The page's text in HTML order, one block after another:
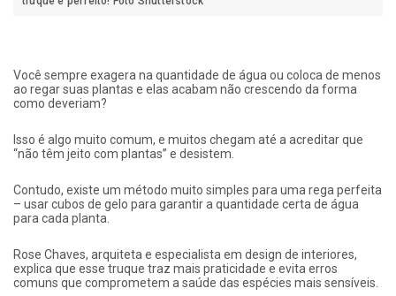
Você sempre exagera na quantidade de água ou coloca de menos
ao regar suas plantas e elas acabam não crescendo da forma
como deveriam?
Isso é algo muito comum, e muitos chegam até a acreditar que
“não têm jeito com plantas” e desistem.
Contudo, existe um método muito simples para uma rega perfeita
– usar cubos de gelo para garantir a quantidade certa de água
para cada planta.
Rose Chaves, arquiteta e especialista em design de interiores,
explica que esse truque traz mais praticidade e evita erros
comuns que comprometem a saúde das espécies mais sensíveis.